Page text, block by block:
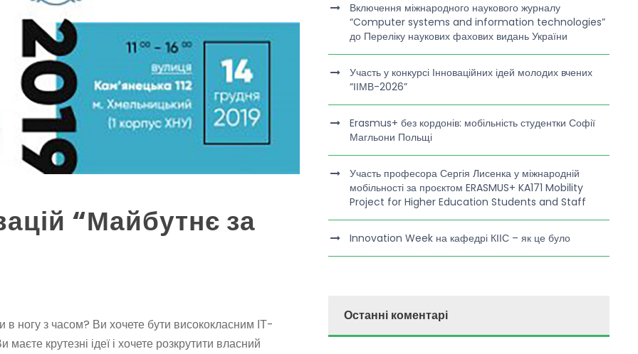
“Майбутнє за
в ногу з часом? Ви хочете бути висококласним ІТ-
крутезні ідеї і хочете розкрутити власний
Включення міжнародного наукового журналу
“Computer systems and information technologies”
до Переліку наукових фахових видань України
Участь у конкурсі Інноваційних ідей молодих вчених
“ІІМВ-2026”
Erasmus+ без кордонів: мобільність студентки Софії
Магльони Польщі
Участь професора Сергія Лисенка у міжнародній
мобільності за проєктом ERASMUS+ KA171 Mobility
Project for Higher Education Students and Staff
Innovation Week на кафедрі КІІС – як це було
Останні коментарі